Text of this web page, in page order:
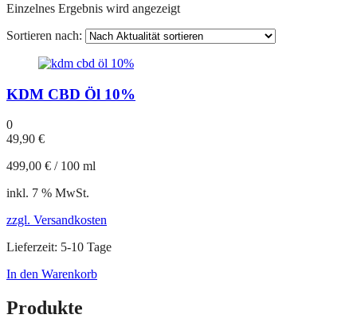
Einzelnes Ergebnis wird angezeigt
Sortieren nach:
KDM CBD Öl 10%
0
49,90 €
499,00 € / 100 ml
inkl. 7 % MwSt.
zzgl. Versandkosten
Lieferzeit: 5-10 Tage
In den Warenkorb
Produkte